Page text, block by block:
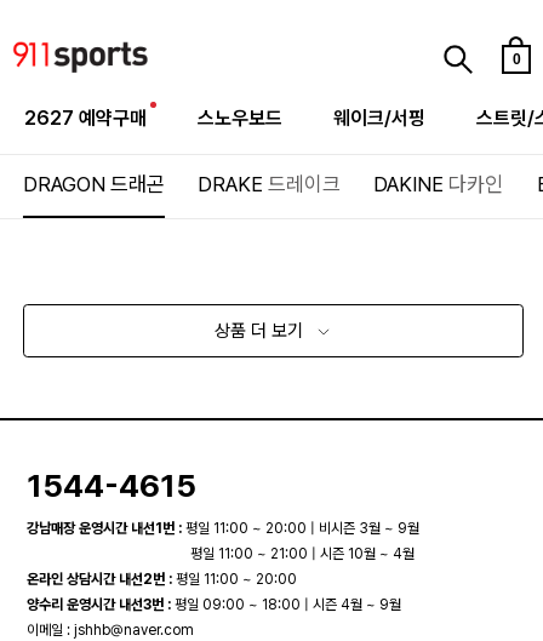
0
2627 예약구매 스노우보드 웨이크/서핑 스트릿/
DRAGON드래곤 DRAKE 드레이크 DAKINE 다카인
상품 더 보기
1544-4615
강남매장 운영시간 내선1번 : 평일 11:00 ~ 20:00 | 비시즌 3월 ~ 9월
평일 11:00 ~ 21:00 | 시즌 10월 ~ 4월
온라인 상담시간 내선2번 : 평일 11:00 ~ 20:00
양수리 운영시간 내선3번 : 평일 09:00 ~ 18:00 | 시즌 4월 ~ 9월
이메일 :jshhb@naver.com